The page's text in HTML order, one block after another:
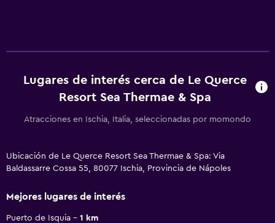
Lugares de interés cerca de Le Querce
Resort Sea Thermae & Spa
Atracciones en Ischia, Italia, seleccionadas por momondo
Ubicación de Le Querce Resort Sea Thermae & Spa: Via
Baldassarre Cossa 55, 80077 Ischia, Provincia de Nápoles
Mejores lugares de interés
Puerto de Isquia
1 km